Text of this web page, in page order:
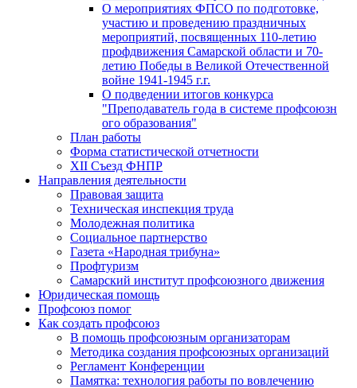
О мероприятиях ФПСО по подготовке,
участию и проведению праздничных
мероприятий, посвященных 110-летию
профдвижения Самарской области и 70-
летию Победы в Великой Отечественной
войне 1941-1945 г.г.
О подведении итогов конкурса
"Преподаватель года в системе профсоюзн
ого образования"
План работы
Форма статистической отчетности
XII Съезд ФНПР
Направления деятельности
Правовая защита
Техническая инспекция труда
Молодежная политика
Социальное партнерство
Газета «Народная трибуна»
Профтуризм
Самарский институт профсоюзного движения
Юридическая помощь
Профсоюз помог
Как создать профсоюз
В помощь профсоюзным организаторам
Методика создания профсоюзных организаций
Регламент Конференции
Памятка: технология работы по вовлечению